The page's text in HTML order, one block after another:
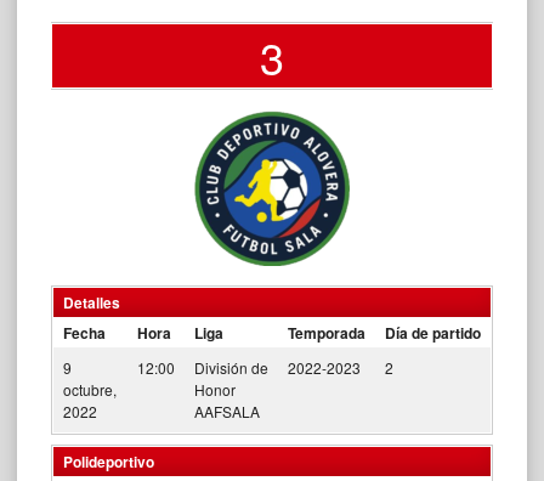
3
Detalles
Fecha
Hora Liga Temporada Día de partido
9
octubre,
2022
12:00
División de
Honor
AAFSALA
2022-2023 2
Polideportivo